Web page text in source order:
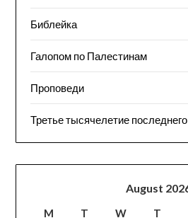
Библейка
Галопом по Палестинам
Проповеди
Третье тысячелетие
August
M T W T